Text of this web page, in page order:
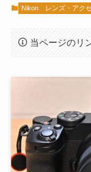
Nikon レンズ・アク
当ページのリ